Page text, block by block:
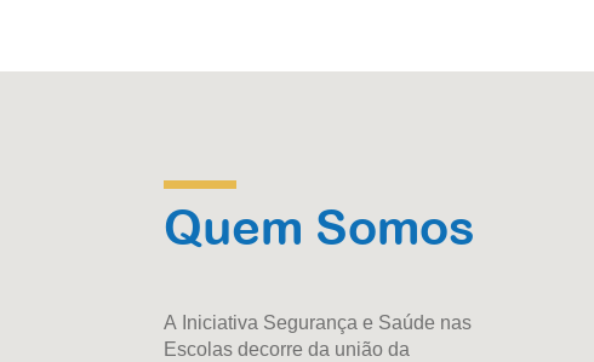
Quem Somos
A Iniciativa Segurança e Saúde nas
Escolas decorre da união da